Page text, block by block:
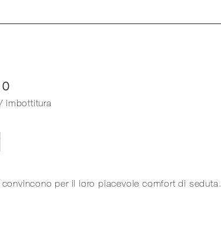
imbottitura
per il loro piacevole comfort di seduta.